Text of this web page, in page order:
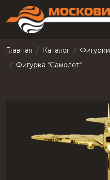
Главная Каталог Фигурки
Фигурка "Самолет"